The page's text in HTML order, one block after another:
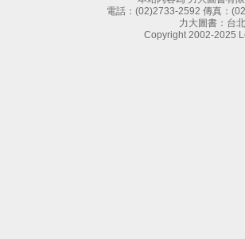
電話： (02)2733-2592 傳真：
力大圖書：台
Copyright 2002-2025